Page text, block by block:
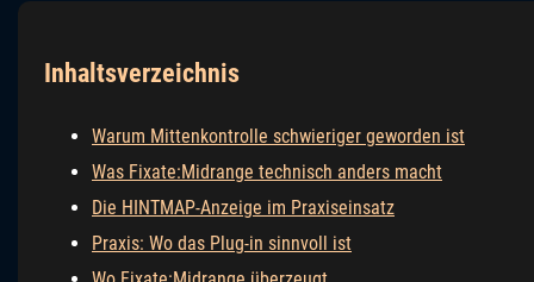
Inhaltsverzeichnis
Warum Mittenkontrolle schwieriger geworden ist
Was Fixate:Midrange technisch anders macht
Die HINTMAP-Anzeige im Praxiseinsatz
Praxis: Wo das Plug-in sinnvoll ist